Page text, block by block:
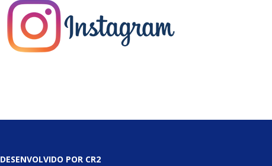
DESENVOLVIDO POR CR2